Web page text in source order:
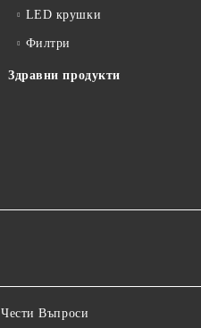
LED крушки
Филтри
Здравни продукти
Чести Въпроси